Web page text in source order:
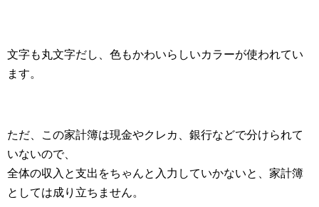
文字も丸文字だし、色もかわいらしいカラーが使われてい
ます。
ただ、この家計簿は現金やクレカ、銀行などで分けられて
いないので、
全体の収入と支出をちゃんと入力していかないと、家計簿
としては成り立ちません。